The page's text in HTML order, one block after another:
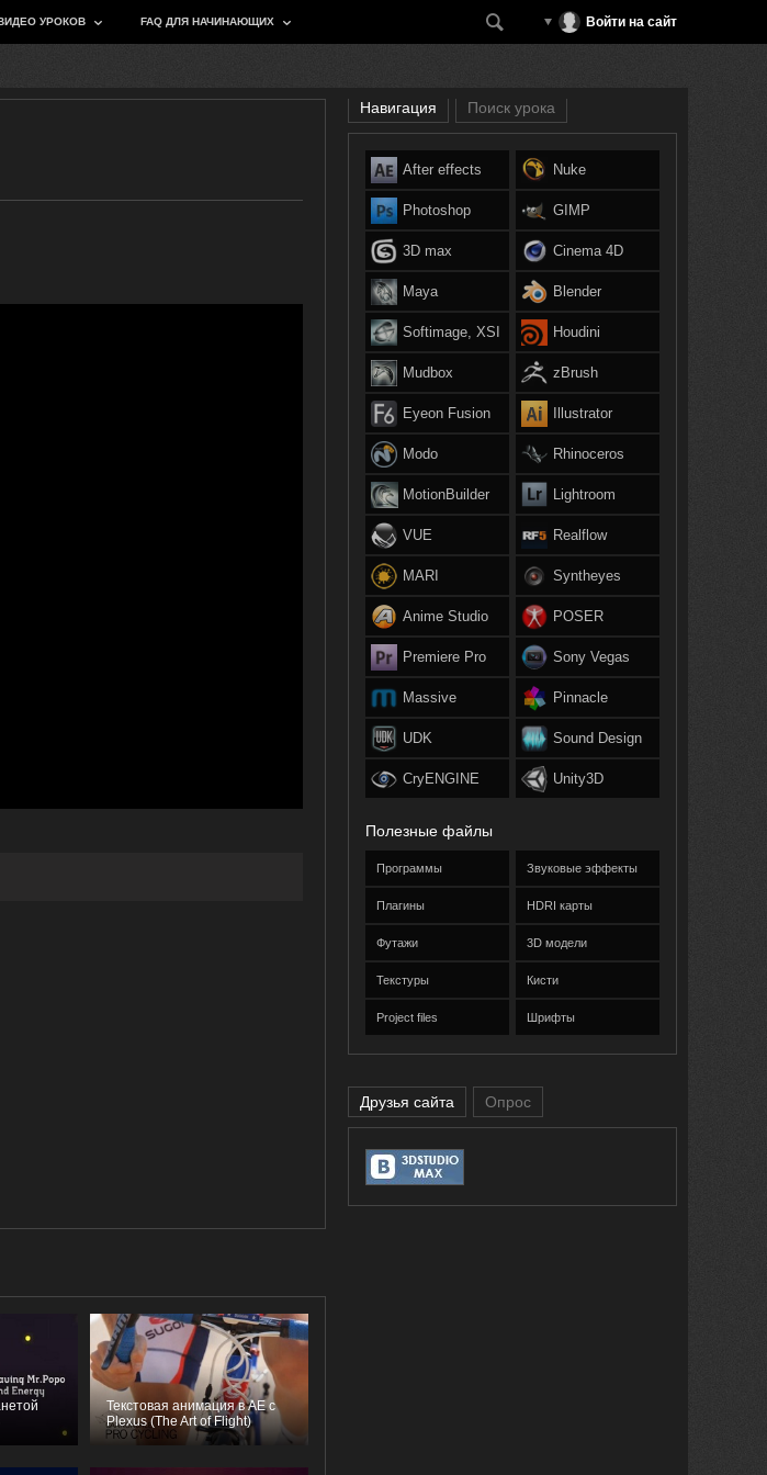
УРОКОВ FAQ ДЛЯ НАЧИНАЮЩИХ Войти на сайт
Текстовая анимация в AE с
Plexus (The Art of Flight)
Навигация Поиск урока
After effects
Photoshop
3D max
Maya
Softimage, XSI
Mudbox
Eyeon Fusion
Modo
MotionBuilder
VUE
MARI
Anime Studio
Premiere Pro
Massive
UDK
CryENGINE
Nuke
GIMP
Cinema 4D
Blender
Houdini
zBrush
Illustrator
Rhinoceros
Lightroom
Realflow
Syntheyes
POSER
Sony Vegas
Pinnacle
Sound Design
Unity3D
Полезные файлы
Программы
Плагины
Футажи
Текстуры
Project files
Звуковые эффекты
HDRI карты
3D модели
Кисти
Шрифты
Друзья сайта Опрос